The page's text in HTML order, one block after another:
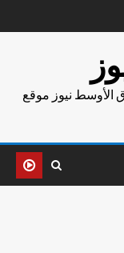
الأوسط نيوز موقع